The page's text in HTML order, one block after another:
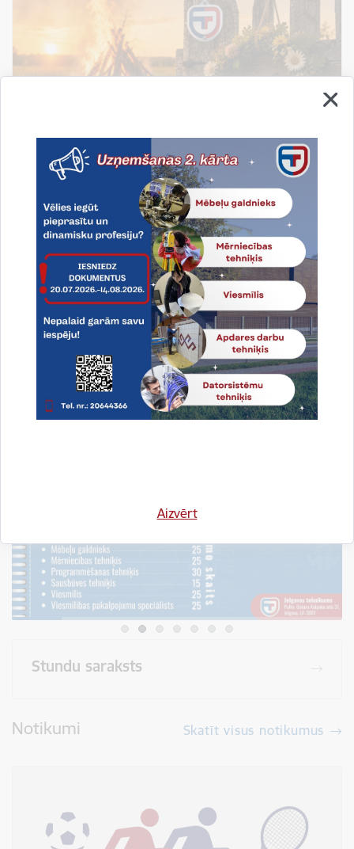
Aizvērt
Līgo svētki - tas ir laiks, kad apstājamies, atskatamies
un novērtējam to, kas patiesi svarīgs: ģimene,
draudzība un piederība savai zemei.
19.06.2026.
Visi jaunumi
Stundu saraksts
Notikumi Skatīt visus notikumus